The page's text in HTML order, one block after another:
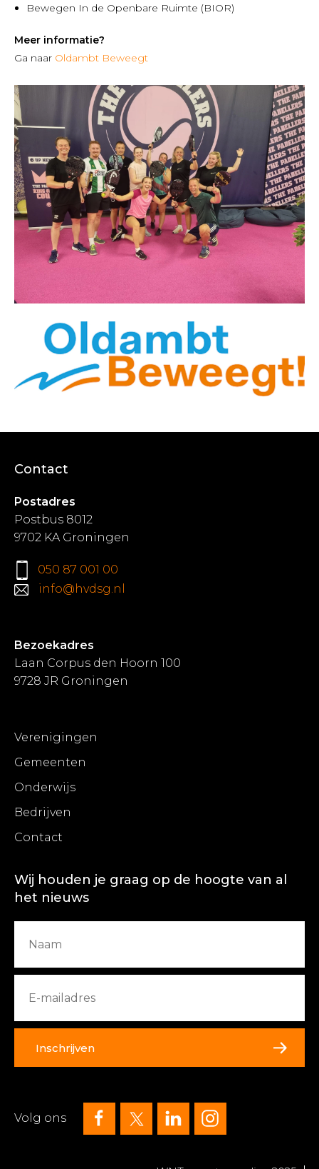
Bewegen In de Openbare Ruimte (BIOR)
Meer informatie?
Ga naar Oldambt Beweegt
Contact
Postadres
Postbus 8012
9702 KA Groningen
050 87 001 00
info@hvdsg.nl
Bezoekadres
Laan Corpus den Hoorn 100
9728 JR Groningen
Verenigingen
Gemeenten
Onderwijs
Bedrijven
Contact
Wij houden je graag op de hoogte van al
het nieuws
Inschrijven
Volg ons